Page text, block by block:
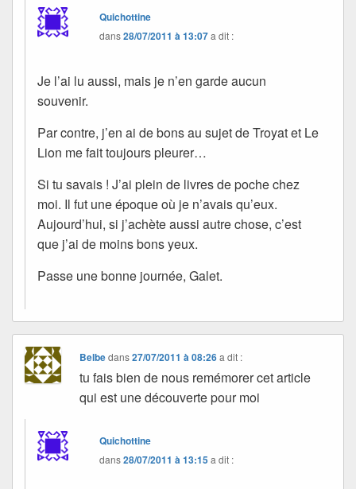
Quichottine
dans28/07/2011 à 13:07a dit :
Je l’ai lu aussi, mais je n’en garde aucun
souvenir.
Par contre, j’en ai de bons au sujet de Troyat et Le
Lion me fait toujours pleurer…
Si tu savais ! J’ai plein de livres de poche chez
moi. Il fut une époque où je n’avais qu’eux.
Aujourd’hui, si j’achète aussi autre chose, c’est
que j’ai de moins bons yeux.
Passe une bonne journée, Galet.
Belbedans27/07/2011 à 08:26 a dit :
tu fais bien de nous remémorer cet article
qui est une découverte pour moi
Quichottine
dans28/07/2011 à 13:15a dit :